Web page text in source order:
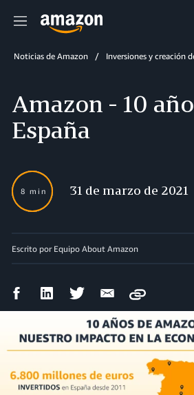
Menú
Noticias de Amazon Inversiones y creación
Amazon - 10
España
8 min 31 de marzo de 2021
Escrito por Equipo About Amazon
CompartirCompartir
LinkedIn
Compartir
Twitter
Compartir
correo
electrónico
Copy